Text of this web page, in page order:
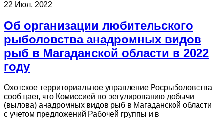
22 Июл, 2022
Об организации любительского
рыболовства анадромных видов
рыб в Магаданской области в 2022
году
Охотское территориальное управление Росрыболовства
сообщает, что Комиссией по регулированию добычи
(вылова) анадромных видов рыб в Магаданской области
с учетом предложений Рабочей группы и в